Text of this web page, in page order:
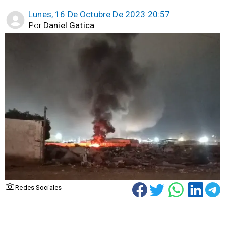
Lunes, 16 De Octubre De 2023 20:57
Daniel Gatica
Por
Redes Sociales